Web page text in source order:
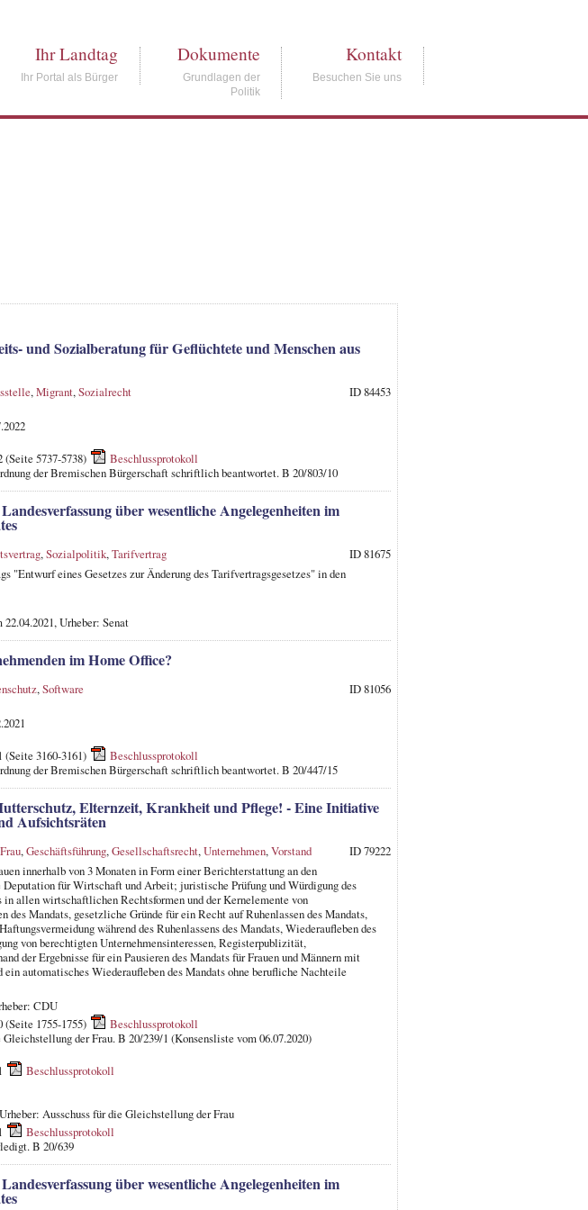
Ihr Landtag
Ihr Portal als Bürger
Dokumente
Grundlagen der
Politik
Kontakt
Besuchen Sie uns
und Sozialberatung für Geflüchtete und Menschen aus
,Migrant,Sozialrecht ID 84453
(Seite 5737-5738)
Beschlussprotokoll
der Bremischen Bürgerschaft schriftlich beantwortet. B 20/803/10
über wesentliche Angelegenheiten im
,Sozialpolitik,Tarifvertrag
ID 81675
"Entwurf eines Gesetzes zur Änderung des Tarifvertragsgesetzes" in den
Urheber: Senat
im Home Office?
,Software ID 81056
(Seite 3160-3161)
Beschlussprotokoll
der Bremischen Bürgerschaft schriftlich beantwortet. B 20/447/15
Elternzeit, Krankheit und Pflege! - Eine Initiative
Aufsichtsräten
Frau,Geschäftsführung,Gesellschaftsrecht,Unternehmen,Vorstand
ID 79222
innerhalb von 3 Monaten in Form einer Berichterstattung an den
für Wirtschaft und Arbeit; juristische Prüfung und Würdigung des
allen wirtschaftlichen Rechtsformen und der Kernelemente von
des Mandats, gesetzliche Gründe für ein Recht auf Ruhenlassen des Mandats,
während des Ruhenlassens des Mandats, Wiederaufleben des
von berechtigten Unternehmensinteressen, Registerpublizität,
der Ergebnisse für ein Pausieren des Mandats für Frauen und Männern mit
ein automatisches Wiederaufleben des Mandats ohne berufliche Nachteile
CDU
(Seite 1755-1755)
Beschlussprotokoll
der Frau. B 20/239/1 (Konsensliste vom 06.07.2020)
Beschlussprotokoll
Ausschuss für die Gleichstellung der Frau
Beschlussprotokoll
B 20/639
über wesentliche Angelegenheiten im